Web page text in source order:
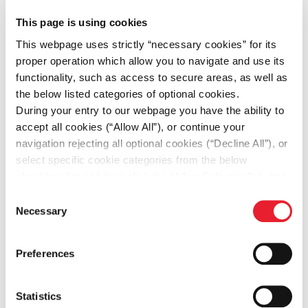
This page is using cookies
This webpage uses strictly “necessary cookies” for its
proper operation which allow you to navigate and use its
functionality, such as access to secure areas, as well as
the below listed categories of optional cookies.
During your entry to our webpage you have the ability to
accept all cookies (“Allow All”), or continue your
navigation rejecting all optional cookies (“Decline All”), or
select specific cookie categories from the below
refer to our
Selection
Necessary
Preferences
Statistics
Ταυτόχρονα, έλαβε 4 Βραβεία Μελών IAB στις
κατηγορίες: Performance-driven Marketing
Excellence, Best Social Media Campaign, Best
Data-Driven Marketing Campaign, Best E-
commerce Campaign.
Η σταθερή επιτυχία της ΙΚΕΑ στον τομέα του
του digital marketing είναι άμεσα συνδεδεμένη
συμβολή στον σχεδιασμό, την ανάλυση και την
Με τις νέες αυτές διακρίσεις, η ΙΚΕΑ συνεχίζει
ψηφιακό περιβάλλον, υπογραμμίζοντας την